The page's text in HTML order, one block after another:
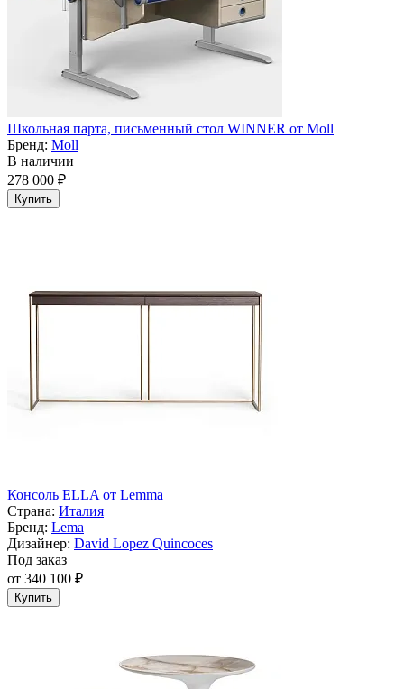
Школьная парта, письменный стол WINNER от Moll
Бренд: Moll
В наличии
278 000 ₽
Купить
Консоль ELLA от Lemma
Страна: Италия
Бренд: Lema
Дизайнер: David Lopez Quincoces
Под заказ
от 340 100 ₽
Купить